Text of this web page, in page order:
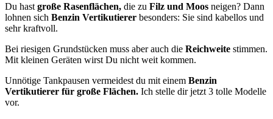
Du hast große Rasenflächen, die zu Filz und Moos neigen? Dann
lohnen sich Benzin Vertikutierer besonders: Sie sind kabellos und
sehr kraftvoll.
Bei riesigen Grundstücken muss aber auch die Reichweite stimmen.
Mit kleinen Geräten wirst Du nicht weit kommen.
Unnötige Tankpausen vermeidest du mit einem Benzin
Vertikutierer für große Flächen. Ich stelle dir jetzt 3 tolle Modelle
vor.